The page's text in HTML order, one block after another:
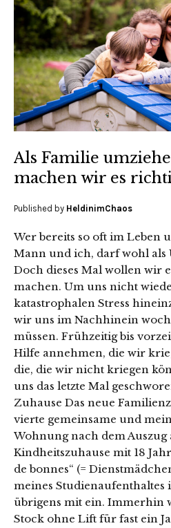
Als Familie
machen wir es
Published by HeldinimChaos
Wer bereits so oft im Leben
Mann und ich, darf wohl als
Doch dieses Mal wollen wir
machen. Um uns nicht
katastrophalen Stress
wir uns im Nachhinein
müssen. Frühzeitig bis
Hilfe annehmen, die wir
die, die wir nicht kriegen
uns das letzte Mal
Zuhause Das neue
vierte gemeinsame und
Wohnung nach dem Auszug
Kindheitszuhause mit 18
de bonnes“ (=
meines Studienaufenthaltes
übrigens mit ein. Immerhin
Stock ohne Lift für fast ein